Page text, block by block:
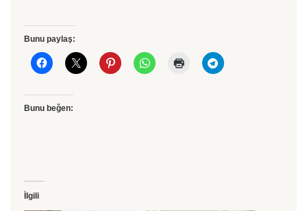
Bunu paylaş:
Bunu beğen:
İlgili